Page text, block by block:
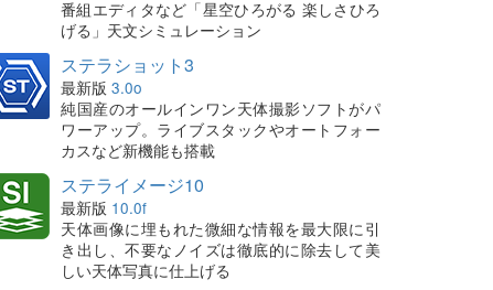
番組エディタなど「星空ひろがる 楽しさひろ
げる」天文シミュレーション
ステラショット3
最新版 3.0o
純国産のオールインワン天体撮影ソフトがパ
ワーアップ。ライブスタックやオートフォー
カスなど新機能も搭載
ステライメージ10
最新版 10.0f
天体画像に埋もれた微細な情報を最大限に引
き出し、不要なノイズは徹底的に除去して美
しい天体写真に仕上げる